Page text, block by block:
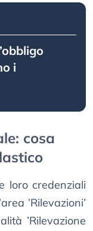
i
cosa
loro credenziali
’Rilevazioni’
’Rilevazione